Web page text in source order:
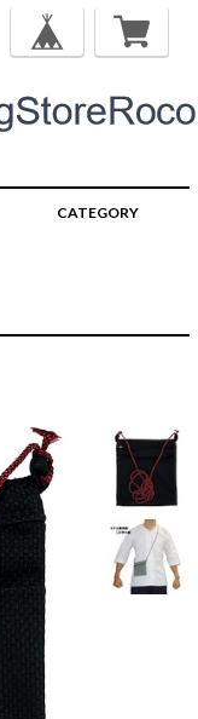
CATEGORY